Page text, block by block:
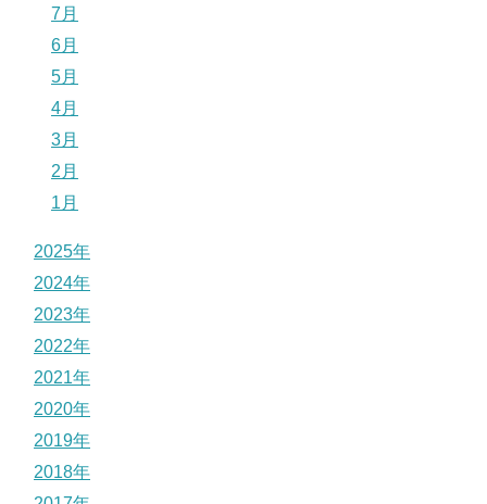
7月
6月
5月
4月
3月
2月
1月
2025年
2024年
2023年
2022年
2021年
2020年
2019年
2018年